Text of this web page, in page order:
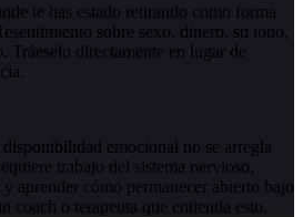
te has estado retirando como forma
sobre sexo, dinero, su tono,
Tráeselo directamente en lugar de
emocional no se arregla
trabajo del sistema nervioso,
aprender cómo permanecer abierto bajo
coach o terapeuta que entienda esto.